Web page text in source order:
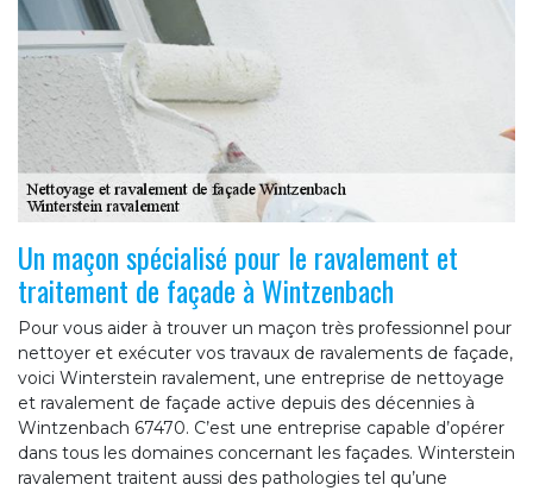
Un maçon spécialisé pour le ravalement et
traitement de façade à Wintzenbach
Pour vous aider à trouver un maçon très professionnel pour
nettoyer et exécuter vos travaux de ravalements de façade,
voici Winterstein ravalement, une entreprise de nettoyage
et ravalement de façade active depuis des décennies à
Wintzenbach 67470. C’est une entreprise capable d’opérer
dans tous les domaines concernant les façades. Winterstein
ravalement traitent aussi des pathologies tel qu’une